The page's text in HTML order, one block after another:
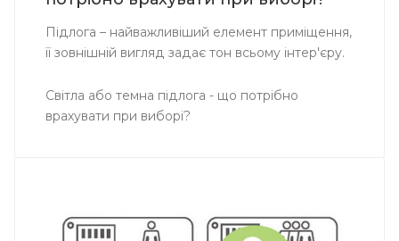
Підлога – найважливіший елемент приміщення,
її зовнішній вигляд задає тон всьому інтер'єру.
Світла або темна підлога - що потрібно
врахувати при виборі?